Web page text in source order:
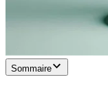
Sommaire